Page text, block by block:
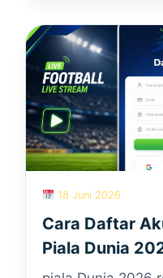
18 Juni 2026
Cara Daftar
Piala Dunia